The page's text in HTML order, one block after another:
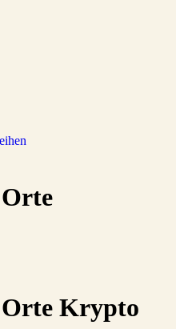
Krypto